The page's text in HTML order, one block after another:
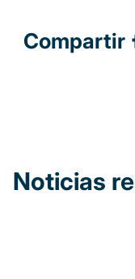
Compartir
Noticias